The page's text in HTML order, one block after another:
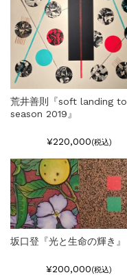
荒井善則『soft landing to
season 2019』
¥220,000(税込)
坂口登『光と生命の輝き』
¥200,000(税込)